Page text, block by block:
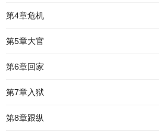
第4章危机
第5章大官
第6章回家
第7章入狱
第8章跟纵